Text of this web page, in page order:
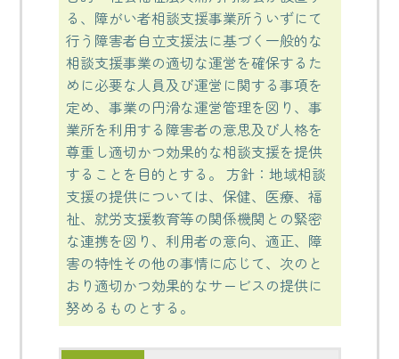
る、障がい者相談支援事業所ういずにて
行う障害者自立支援法に基づく一般的な
相談支援事業の適切な運営を確保するた
めに必要な人員及び運営に関する事項を
定め、事業の円滑な運営管理を図り、事
業所を利用する障害者の意思及び人格を
尊重し適切かつ効果的な相談支援を提供
することを目的とする。 方針：地域相談
支援の提供については、保健、医療、福
祉、就労支援教育等の関係機関との緊密
な連携を図り、利用者の意向、適正、障
害の特性その他の事情に応じて、次のと
おり適切かつ効果的なサービスの提供に
努めるものとする。